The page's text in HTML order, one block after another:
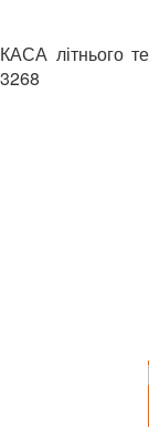
КАСА літнього
3268